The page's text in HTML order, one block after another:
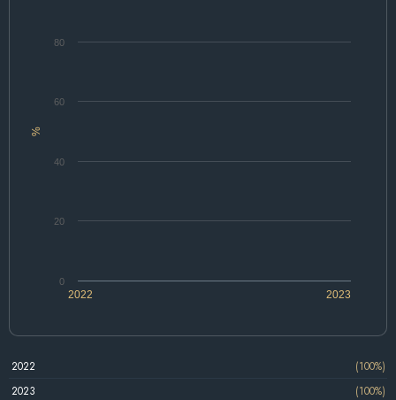
%
2022 2023
0
20
40
60
80
2022
(100%)
2023
(100%)